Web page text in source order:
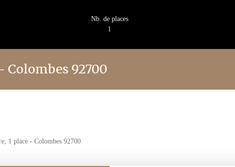
Nb. de places
1
Colombes 92700
1 place - Colombes 92700